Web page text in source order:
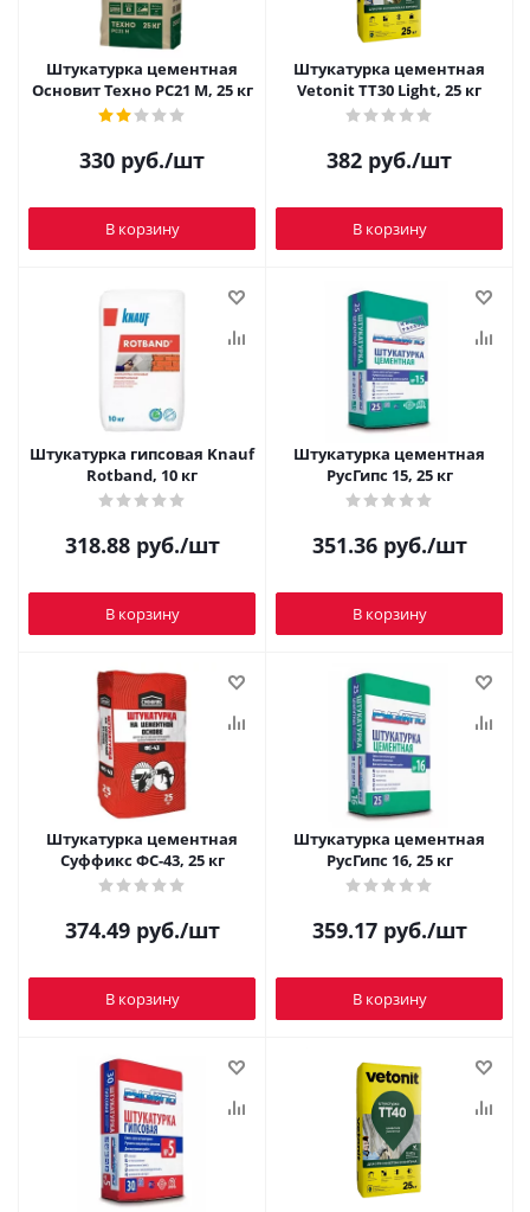
Штукатурка цементная
Основит Техно PC21 M, 25 кг
330 руб./шт
В корзину
Штукатурка цементная
Vetonit TT30 Light, 25 кг
382 руб./шт
В корзину
Штукатурка гипсовая Knauf
Rotband, 10 кг
318.88руб./шт
В корзину
Штукатурка цементная
РусГипс 15, 25 кг
351.36руб./шт
В корзину
Штукатурка цементная
Суффикс ФС-43, 25 кг
374.49руб./шт
В корзину
Штукатурка цементная
РусГипс 16, 25 кг
359.17руб./шт
В корзину